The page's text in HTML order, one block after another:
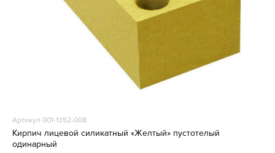
Артикул 001-1352-008
Кирпич лицевой силикатный «Желтый» пустотелый
одинарный